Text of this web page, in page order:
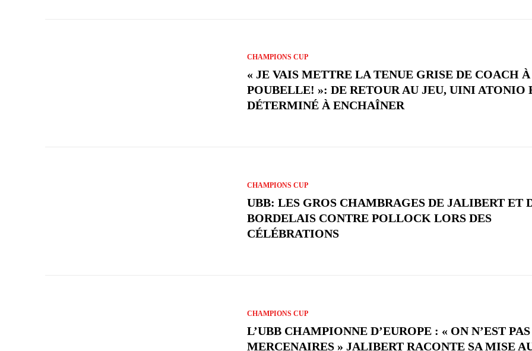
CHAMPIONS CUP
« JE VAIS METTRE LA TENUE GRISE DE COACH
POUBELLE! »: DE RETOUR AU JEU, UINI ATONIO
DÉTERMINÉ À ENCHAÎNER
CHAMPIONS CUP
UBB: LES GROS CHAMBRAGES DE JALIBERT ET
BORDELAIS CONTRE POLLOCK LORS DES
CÉLÉBRATIONS
CHAMPIONS CUP
L’UBB CHAMPIONNE D’EUROPE : « ON N’EST PAS
MERCENAIRES » JALIBERT RACONTE SA MISE